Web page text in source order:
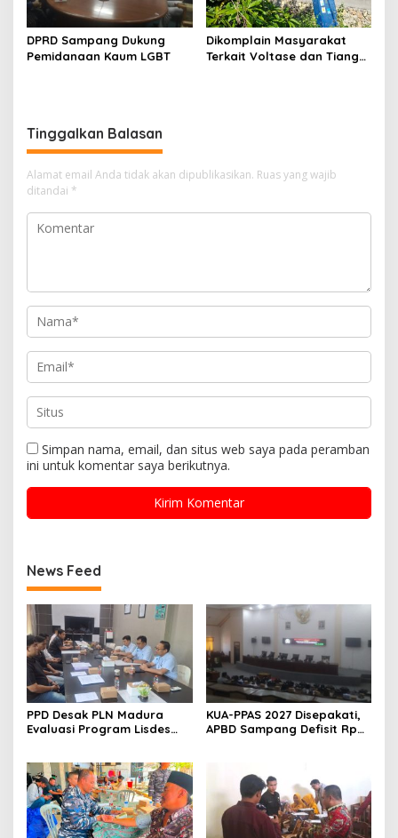
DPRD Sampang Dukung
Pemidanaan Kaum LGBT
Dikomplain Masyarakat
Terkait Voltase dan Tiang
Tinggalkan Balasan
Alamat email Anda tidak akan dipublikasikan. Ruas yang wajib
ditandai *
Simpan nama, email, dan situs web saya pada peramban
ini untuk komentar saya berikutnya.
News Feed
PPD Desak PLN Madura
Evaluasi Program Lisdes
KUA-PPAS 2027 Disepakati,
APBD Sampang Defisit Rp